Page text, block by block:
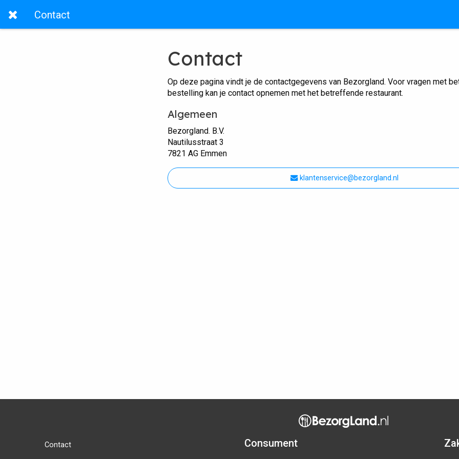
Contact
Contact
Op deze pagina vindt je de contactgegevens van Bezorgland. Voor vragen met
bestelling kan je contact opnemen met het betreffende restaurant.
Algemeen
Bezorgland. B.V.
Nautilusstraat 3
7821 AG Emmen
klantenservice@bezorgland.nl
Contact Consument